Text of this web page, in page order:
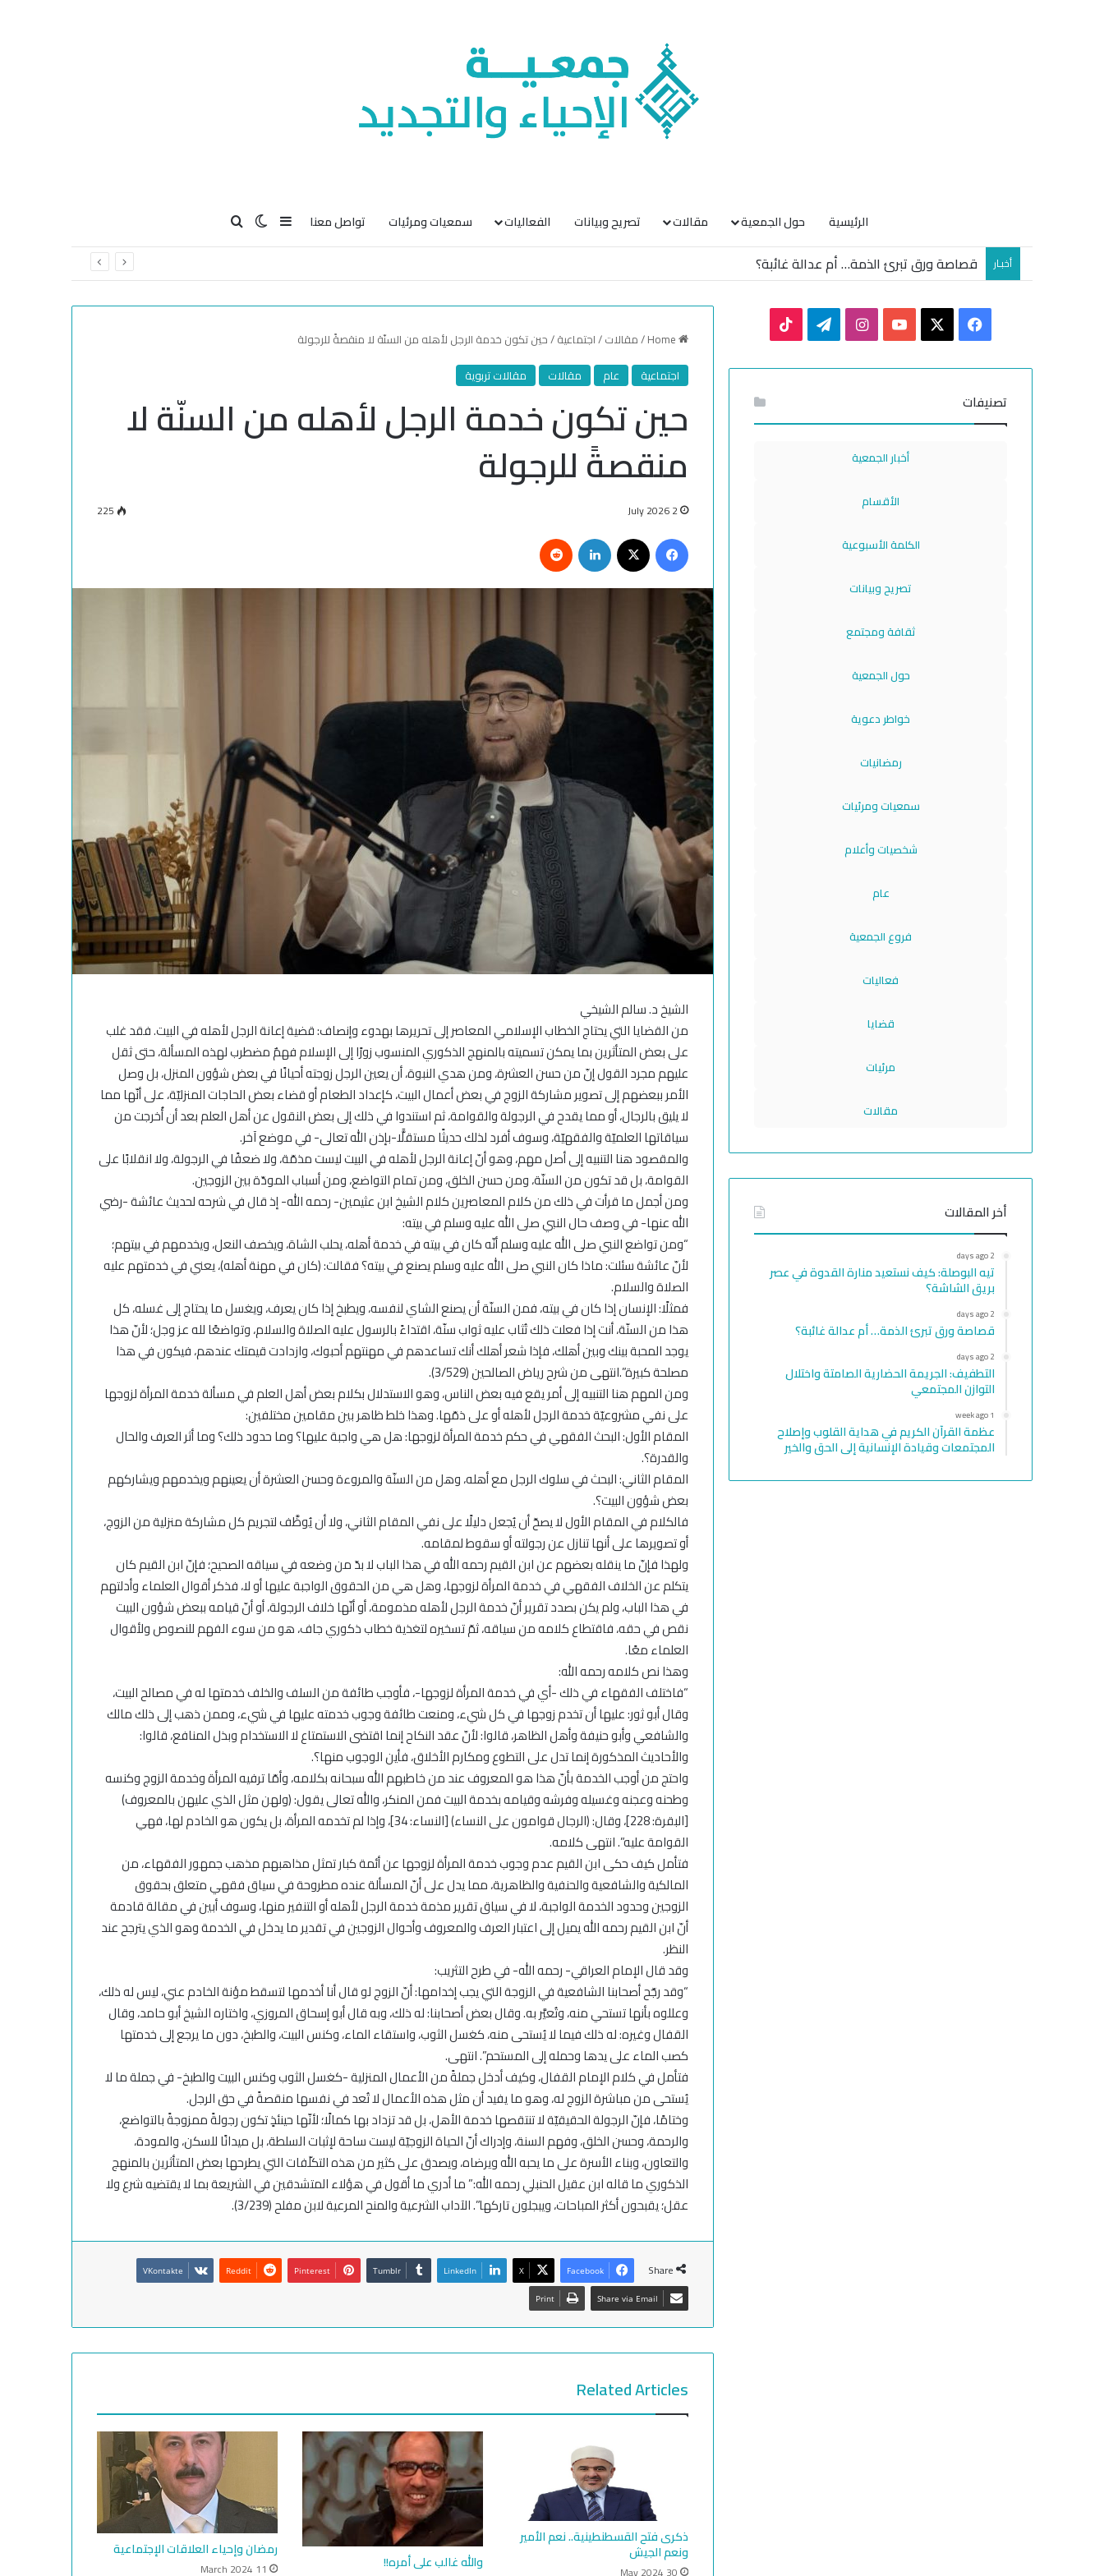
الرئيسية حول الجمعية مقالات تصريح وبيانات الفعاليات سمعيات ومرئيات تواصل معنا Sidebar
Switch skin
Search for
أخبـار قصاصة ورق تبرئ الذمة… أم عدالة غائبة؟
/مقالات/اجتماعية/حين تكون خدمة الرجل لأهله من السنّة لا منقصةً للرجولة
اجتماعية
عام مقالات مقالات تربوية
حين تكون خدمة الرجل لأهله من السنّة لا
منقصةً للرجولة
2 July 2026
225
Facebook
LinkedIn
الشيخ د. سالم الشيخي
من القضايا التي يحتاج الخطاب الإسلامي المعاصر إلى تحريرها بهدوء وإنصاف: قضية إعانة الرجل لأهله في البيت. فقد غلب
على بعض المتأثرين بما يمكن تسميته بالمنهج الذكوري المنسوب زورًا إلى الإسلام فهمٌ مضطرب لهذه المسألة، حتى ثقل
عليهم مجرد القول إنّ من حسن العشرة، ومن هدي النبوة، أن يعين الرجل زوجته أحيانًا في بعض شؤون المنزل، بل وصل
الأمر ببعضهم إلى تصوير مشاركة الزوج في بعض أعمال البيت، كإعداد الطعام أو قضاء بعض الحاجات المنزليّة، على أنّها مما
لا يليق بالرجال، أو مما يقدح في الرجولة والقوامة، ثم استندوا في ذلك إلى بعض النقول عن أهل العلم بعد أن أُخرجت من
سياقاتها العلميّة والفقهيّة، وسوف أفرد لذلك حديثًا مستقلًّا-بإذن الله تعالى- في موضع آخر.
والمقصود هنا التنبيه إلى أصل مهم، وهو أنّ إعانة الرجل لأهله في البيت ليست مذمّة، ولا ضعفًا في الرجولة، ولا انقلابًا على
القوامة، بل قد تكون من السنّة، ومن حسن الخلق، ومن تمام التواضع، ومن أسباب المودّة بين الزوجين.
ومن أجمل ما قرأت في ذلك من كلام المعاصرين كلام الشيخ ابن عثيمين- رحمه الله- إذ قال في شرحه لحديث عائشة -رضي
الله عنها- في وصف حال النبي صلى الله عليه وسلم في بيته:
“ومن تواضع النبي صلى الله عليه وسلم أنّه كان في بيته في خدمة أهله، يحلب الشاة، ويخصف النعل، ويخدمهم في بيتهم؛
لأنّ عائشة سئلت: ماذا كان النبي صلى الله عليه وسلم يصنع في بيته؟ فقالت: (كان في مهنة أهله)، يعني في خدمتهم عليه
الصلاة والسلام.
فمثلًا: الإنسان إذا كان في بيته، فمن السنّة أن يصنع الشاي لنفسه، ويطبخ إذا كان يعرف، ويغسل ما يحتاج إلى غسله، كل
هذا من السنّة، أنت إذا فعلت ذلك تُثاب عليه ثواب سنّة، اقتداءً بالرسول عليه الصلاة والسلام، وتواضعًا لله عز وجل؛ لأنّ هذا
يوجد المحبة بينك وبين أهلك، فإذا شعر أهلك أنك تساعدهم في مهنتهم أحبوك، وازدادت قيمتك عندهم، فيكون في هذا
مصلحة كبيرة”.انتهى من شرح رياض الصالحين (3/529).
ومن المهم هنا التنبيه إلى أمر يقع فيه بعض الناس، وهو الاستدلال بكلام بعض أهل العلم في مسألة خدمة المرأة لزوجها
على نفي مشروعيّة خدمة الرجل لأهله أو على ذمّها. وهذا خلط ظاهر بين مقامين مختلفين:
المقام الأول: البحث الفقهي في حكم خدمة المرأة لزوجها: هل هي واجبة عليها؟ وما حدود ذلك؟ وما أثر العرف والحال
والقدرة؟.
المقام الثاني: البحث في سلوك الرجل مع أهله، وهل من السنّة والمروءة وحسن العشرة أن يعينهم ويخدمهم ويشاركهم
بعض شؤون البيت؟.
فالكلام في المقام الأول لا يصحّ أن يُجعل دليلًا على نفي المقام الثاني، ولا أن يُوظَّف لتجريم كل مشاركة منزلية من الزوج،
أو تصويرها على أنها تنازل عن رجولته أو سقوط لمقامه.
ولهذا فإنّ ما ينقله بعضهم عن ابن القيم رحمه الله في هذا الباب لا بدّ من وضعه في سياقه الصحيح؛ فإنّ ابن القيم كان
يتكلم عن الخلاف الفقهي في خدمة المرأة لزوجها، وهل هي من الحقوق الواجبة عليها أو لا، فذكر أقوال العلماء وأدلتهم
في هذا الباب، ولم يكن بصدد تقرير أنّ خدمة الرجل لأهله مذمومة، أو أنّها خلاف الرجولة، أو أنّ قيامه ببعض شؤون البيت
نقص في حقه، فاقتطاع كلامه من سياقه، ثمّ تسخيره لتغذية خطاب ذكوري جاف، هو من سوء الفهم للنصوص ولأقوال
العلماء معًا.
وهذا نص كلامه رحمه الله:
“فاختلف الفقهاء في ذلك -أي في خدمة المرأة لزوجها-، فأوجب طائفة من السلف والخلف خدمتها له في مصالح البيت،
وقال أبو ثور: عليها أن تخدم زوجها في كل شيء، ومنعت طائفة وجوب خدمته عليها في شيء، وممن ذهب إلى ذلك مالك
والشافعي وأبو حنيفة وأهل الظاهر، قالوا: لأنّ عقد النكاح إنما اقتضى الاستمتاع لا الاستخدام وبذل المنافع، قالوا:
والأحاديث المذكورة إنما تدل على التطوع ومكارم الأخلاق، فأين الوجوب منها؟.
واحتج من أوجب الخدمة بأنّ هذا هو المعروف عند من خاطبهم الله سبحانه بكلامه، وأمّا ترفيه المرأة وخدمة الزوج وكنسه
وطحنه وعجنه وغسيله وفرشه وقيامه بخدمة البيت فمن المنكر، والله تعالى يقول: (ولهن مثل الذي عليهن بالمعروف)
[البقرة: 228]، وقال: (الرجال قوامون على النساء) [النساء: 34]، وإذا لم تخدمه المرأة، بل يكون هو الخادم لها، فهي
القوامة عليه”. انتهى كلامه.
فتأمل كيف حكى ابن القيم عدم وجوب خدمة المرأة لزوجها عن أئمة كبار تمثل مذاهبهم مذهب جمهور الفقهاء، من
المالكية والشافعية والحنفية والظاهرية، مما يدل على أنّ المسألة عنده مطروحة في سياق فقهي متعلق بحقوق
الزوجين وحدود الخدمة الواجبة، لا في سياق تقرير مذمة خدمة الرجل لأهله أو التنفير منها، وسوف أبين في مقالة قادمة
أنّ ابن القيم رحمه الله يميل إلى اعتبار العرف والمعروف وأحوال الزوجين في تقدير ما يدخل في الخدمة وهو الذي يترجح عند
النظر.
وقد قال الإمام العراقي- رحمه الله- في طرح التثريب:
“وقد رجّح أصحابنا الشافعية في الزوجة التي يجب إخدامها: أنّ الزوج لو قال أنا أخدمها لتسقط مؤنة الخادم عني، ليس له ذلك،
وعللوه بأنها تستحي منه، وتُعيَّر به. وقال بعض أصحابنا: له ذلك، وبه قال أبو إسحاق المروزي، واختاره الشيخ أبو حامد، وقال
القفال وغيره: له ذلك فيما لا يُستحى منه، كغسل الثوب، واستقاء الماء، وكنس البيت، والطبخ، دون ما يرجع إلى خدمتها
كصب الماء على يدها وحمله إلى المستحم”. انتهى.
فتأمل في كلام الإمام القفال، وكيف أدخل جملةً من الأعمال المنزلية -كغسل الثوب وكنس البيت والطبخ- في جملة ما لا
يُستحى من مباشرة الزوج له، وهو ما يفيد أن مثل هذه الأعمال لا تُعد في نفسها منقصةً في حق الرجل.
وختامًا، فإنّ الرجولة الحقيقيّة لا تنتقصها خدمة الأهل، بل قد تزداد بها كمالًا؛ لأنّها حينئذٍ تكون رجولةً ممزوجةً بالتواضع،
والرحمة، وحسن الخلق، وفهم السنة، وإدراك أنّ الحياة الزوجيّة ليست ساحة لإثبات السلطة، بل ميدانًا للسكن، والمودة،
والتعاون، وبناء الأسرة على ما يحبه الله ويرضاه، ويصدق على كثير من هذه التكلّفات التي يطرحها بعض المتأثرين بالمنهج
الذكوري ما قاله ابن عقيل الحنبلي رحمه الله:” ما أدري ما أقول في هؤلاء المتشدقين في الشريعة بما لا يقتضيه شرع ولا
عقل؛ يقبحون أكثر المباحات، ويبجلون تاركها”. الآداب الشرعية والمنح المرعية لابن مفلح (3/239).
Share
Facebook
X
LinkedIn
Tumblr
Pinterest
Reddit
VKontakte
Share via Email
Print
Related Articles
ذكرى فتح القسطنطينية.. نعم الأمير
ونعم الجيش
30 May 2024 والله غالب على أمره!!
رمضان وإحياء العلاقات الإجتماعية
11 March 2024
Facebook
YouTube
Instagram
Telegram
تصنيفات
أخبار الجمعية
الأقسام
الكلمة الأسبوعية
تصريح وبيانات
ثقافة ومجتمع
حول الجمعية
خواطر دعوية
رمضانيات
سمعيات ومرئيات
شخصيات وأعلام
عام
فروع الجمعية
فعاليات
قضايا
مرئيات
مقالات
أخر المقالات
2 days ago
تيه البوصلة: كيف نستعيد منارة القدوة في عصر
بريق الشاشة؟
2 days ago
قصاصة ورق تبرئ الذمة… أم عدالة غائبة؟
2 days ago
التطفيف: الجريمة الحضارية الصامتة واختلال
التوازن المجتمعي
1 week ago
عظمة القرآن الكريم في هداية القلوب وإصلاح
المجتمعات وقيادة الإنسانية إلى الحق والخير